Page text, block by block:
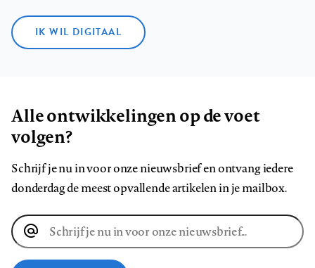
IK WIL DIGITAAL
Alle ontwikkelingen op de voet
volgen?
Schrijf je nu in voor onze nieuwsbrief en ontvang iedere
donderdag de meest opvallende artikelen in je mailbox.
E-
mailadres